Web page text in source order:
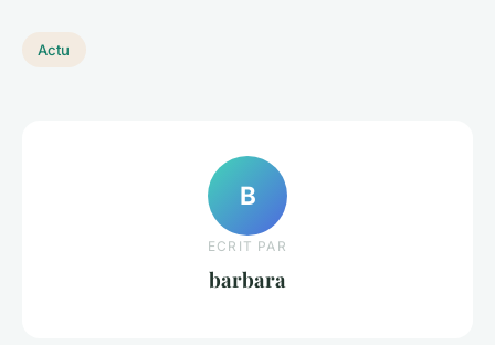
Actu
B
ECRIT PAR
barbara